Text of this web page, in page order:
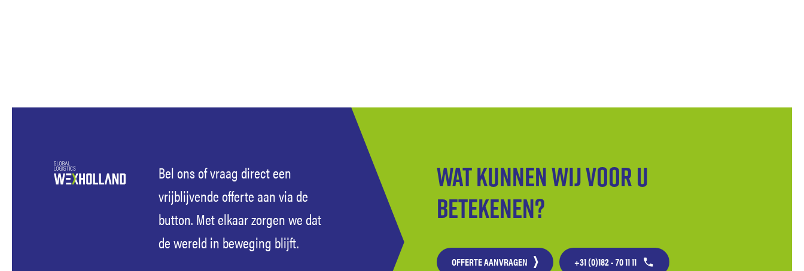
Bel ons of vraag direct een
vrijblijvende offerte aan via de
button. Met elkaar zorgen we dat
de wereld in beweging blijft.
Wat kunnen wij voor u
betekenen?
OFFERTE AANVRAGEN +31 (0)182 - 70 11 11